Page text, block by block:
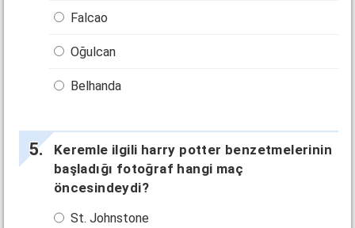
Falcao
Oğulcan
Belhanda
Keremle ilgili harry potter benzetmelerinin
başladığı fotoğraf hangi maç
öncesindeydi?
St. Johnstone